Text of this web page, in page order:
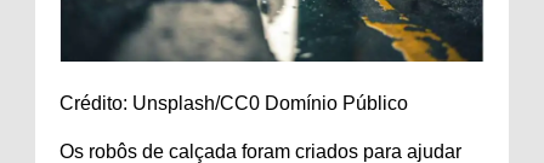
Crédito: Unsplash/CC0 Domínio Público
Os robôs de calçada foram criados para ajudar